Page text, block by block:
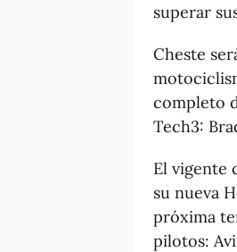
superar
Cheste
completo
Tech3:
El vigente
su nueva
próxima
pilotos: